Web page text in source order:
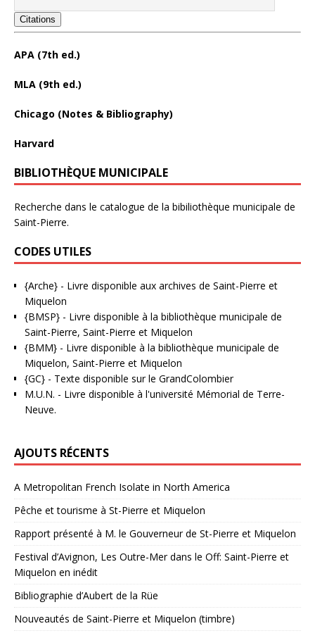
Citations
APA (7th ed.)
MLA (9th ed.)
Chicago (Notes & Bibliography)
Harvard
BIBLIOTHÈQUE MUNICIPALE
Recherche dans le catalogue de la bibiliothèque municipale de
Saint-Pierre.
CODES UTILES
{Arche} - Livre disponible aux archives de Saint-Pierre et
Miquelon
{BMSP} - Livre disponible à la bibliothèque municipale de
Saint-Pierre, Saint-Pierre et Miquelon
{BMM} - Livre disponible à la bibliothèque municipale de
Miquelon, Saint-Pierre et Miquelon
{GC} - Texte disponible sur le GrandColombier
M.U.N. - Livre disponible à l'université Mémorial de Terre-
Neuve.
AJOUTS RÉCENTS
A Metropolitan French Isolate in North America
Pêche et tourisme à St-Pierre et Miquelon
Rapport présenté à M. le Gouverneur de St-Pierre et Miquelon
Festival d’Avignon, Les Outre-Mer dans le Off: Saint-Pierre et
Miquelon en inédit
Bibliographie d’Aubert de la Rüe
Nouveautés de Saint-Pierre et Miquelon (timbre)